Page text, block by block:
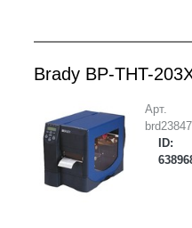
Brady BP-THT-
Арт.
ID: